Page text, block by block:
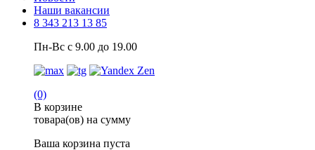
Наши вакансии
8 343 213 13 85
Пн-Вс с 9.00 до 19.00
(0)
В корзине
товара(ов) на сумму
Ваша корзина пуста